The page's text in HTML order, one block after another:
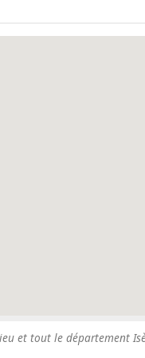
et tout le département